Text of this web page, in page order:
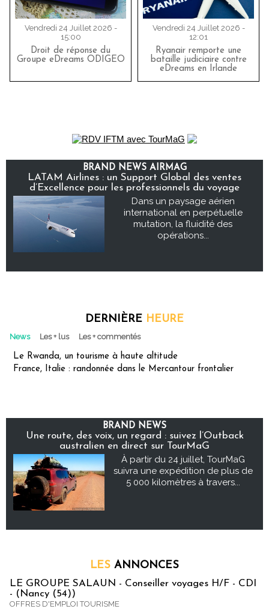
Vendredi 24 Juillet 2026 -
15:00
Droit de réponse du
Groupe eDreams ODIGEO
Vendredi 24 Juillet 2026 -
12:01
Ryanair remporte une
bataille judiciaire contre
eDreams en Irlande
BRAND NEWS AIRMAG
LATAM Airlines : un Support Global des ventes
d’Excellence pour les professionnels du voyage
Dans un paysage aérien
international en perpétuelle
mutation, la fluidité des
opérations...
DERNIÈRE HEURE
News Les + lus Les + commentés
Le Rwanda, un tourisme à haute altitude
France, Italie : randonnée dans le Mercantour frontalier
BRAND NEWS
Une route, des voix, un regard : suivez l’Outback
australien en direct sur TourMaG
À partir du 24 juillet, TourMaG
suivra une expédition de plus de
5 000 kilomètres à travers...
LES ANNONCES
LE GROUPE SALAUN - Conseiller voyages H/F - CDI
- (Nancy (54))
OFFRES D'EMPLOI TOURISME